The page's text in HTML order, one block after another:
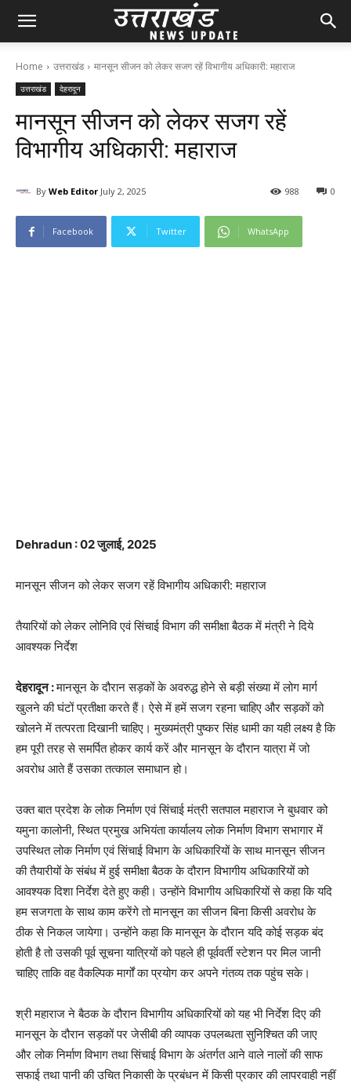
Home उत्तराखंड मानसून सीजन को लेकर सजग रहें विभागीय अधिकारी: महाराज
उत्तराखंड देहरादून
मानसून सीजन को लेकर सजग रहें
विभागीय अधिकारी: महाराज
By Web Editor July 2, 2025 0
988
Facebook Twitter WhatsApp
Dehradun : 02 जुलाई, 2025
मानसून सीजन को लेकर सजग रहें विभागीय अधिकारी: महाराज
तैयारियों को लेकर लोनिवि एवं सिंचाई विभाग की समीक्षा बैठक में मंत्री ने दिये
आवश्यक निर्देश
देहरादून :मानसून के दौरान सड़कों के अवरुद्ध होने से बड़ी संख्या में लोग मार्ग
खुलने की घंटों प्रतीक्षा करते हैं। ऐसे में हमें सजग रहना चाहिए और सड़कों को
खोलने में तत्परता दिखानी चाहिए। मुख्यमंत्री पुष्कर सिंह धामी का यही लक्ष्य है कि
हम पूरी तरह से समर्पित होकर कार्य करें और मानसून के दौरान यात्रा में जो
अवरोध आते हैं उसका तत्काल समाधान हो।
उक्त बात प्रदेश के लोक निर्माण एवं सिंचाई मंत्री सतपाल महाराज ने बुधवार को
यमुना कालोनी, स्थित प्रमुख अभियंता कार्यालय लोक निर्माण विभाग सभागार में
उपस्थित लोक निर्माण एवं सिंचाई विभाग के अधिकारियों के साथ मानसून सीजन
की तैयारीयों के संबंध में हुई समीक्षा बैठक के दौरान विभागीय अधिकारियों को
आवश्यक दिशा निर्देश देते हुए कही। उन्होंने विभागीय अधिकारियों से कहा कि यदि
हम सजगता के साथ काम करेंगे तो मानसून का सीजन बिना किसी अवरोध के
ठीक से निकल जायेगा। उन्होंने कहा कि मानसून के दौरान यदि कोई सड़क बंद
होती है तो उसकी पूर्व सूचना यात्रियों को पहले ही पूर्ववर्ती स्टेशन पर मिल जानी
चाहिए ताकि वह वैकल्पिक मार्गों का प्रयोग कर अपने गंतव्य तक पहुंच सके।
श्री महाराज ने बैठक के दौरान विभागीय अधिकारियों को यह भी निर्देश दिए की
मानसून के दौरान सड़कों पर जेसीबी की व्यापक उपलब्धता सुनिश्चित की जाए
और लोक निर्माण विभाग तथा सिंचाई विभाग के अंतर्गत आने वाले नालों की साफ
सफाई तथा पानी की उचित निकासी के प्रबंधन में किसी प्रकार की लापरवाही नहीं